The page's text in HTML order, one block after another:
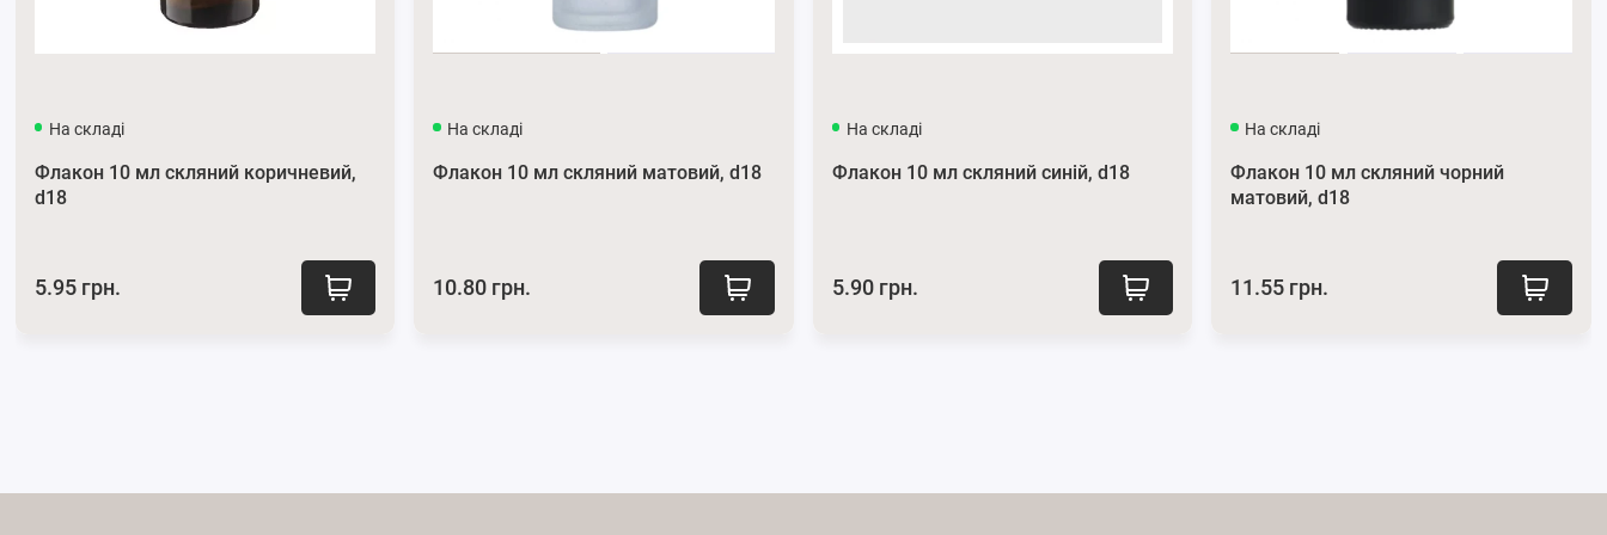
На складі
Флакон 10 мл скляний коричневий,
d18
5.95 грн.
На складі
Флакон 10 мл скляний матовий, d18
10.80 грн.
На складі
Флакон 10 мл скляний синій, d18
5.90 грн.
На складі
Флакон 10 мл скляний чорний
матовий, d18
11.55 грн.